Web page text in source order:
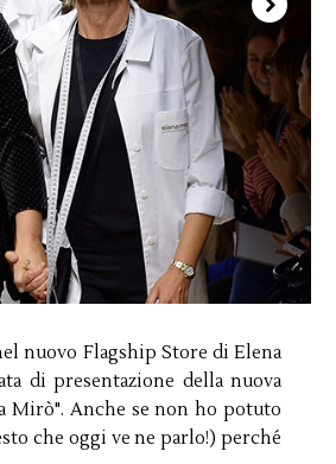
nuovo Flagship Store di Elena
di presentazione della nuova
Mirò". Anche se non ho potuto
che oggi ve ne parlo!) perché